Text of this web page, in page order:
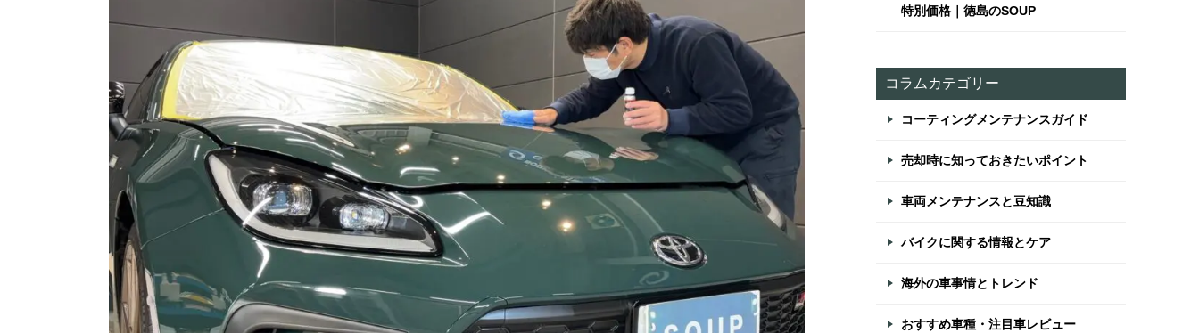
特別価格｜徳島のSOUP
コラムカテゴリー
コーティングメンテナンスガイド
売却時に知っておきたいポイント
車両メンテナンスと豆知識
バイクに関する情報とケア
海外の車事情とトレンド
おすすめ車種・注目車レビュー